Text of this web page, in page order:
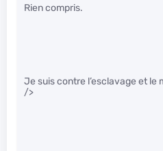
Rien compris.
Je suis contre l’esclavage et le
/>